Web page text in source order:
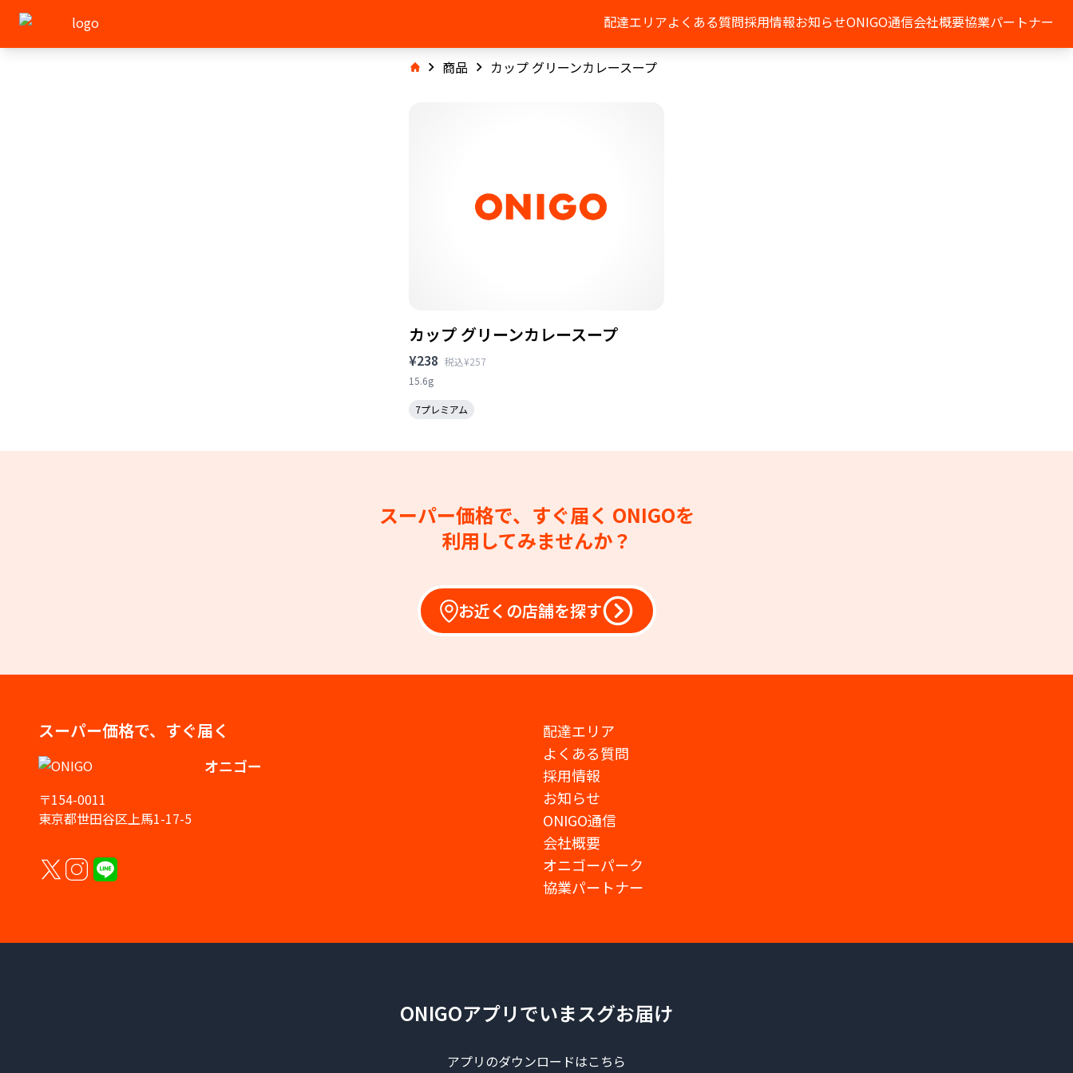
配達エリアよくある質問採用情報お知らせONIGO通信会社概要協業パートナー
商品 カップ グリーンカレースープ
カップ グリーンカレースープ
¥238 税込¥257
15.6g
7プレミアム
スーパー価格で、すぐ届く ONIGOを
利用してみませんか？
お近くの店舗を探す
スーパー価格で、すぐ届く
オニゴー
〒154-0011
東京都世田谷区上馬1-17-5
配達エリア
よくある質問
採用情報
お知らせ
ONIGO通信
会社概要
オニゴーパーク
協業パートナー
ONIGOアプリでいまスグお届け
アプリのダウンロードはこちら